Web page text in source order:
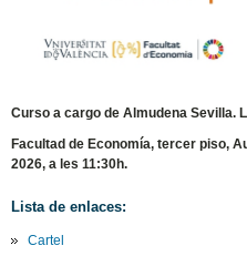
Curso a cargo de Almudena Sevilla.
Facultad de Economía, tercer piso,
2026, a les 11:30h.
Lista de enlaces:
Cartel